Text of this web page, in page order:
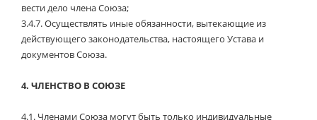
вести дело члена Союза;
3.4.7.Осуществлять иные обязанности, вытекающие из
действующего законодательства, настоящего Устава и
документов Союза.
4. ЧЛЕНСТВО В СОЮЗЕ
4.1. Членами Союза могут быть только индивидуальные